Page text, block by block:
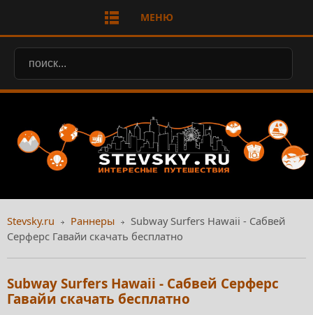
МЕНЮ
Stevsky.ru Раннеры
Subway Surfers Hawaii - Сабвей
Серферс Гавайи скачать бесплатно
Subway Surfers Hawaii - Сабвей Серферс
Гавайи скачать бесплатно